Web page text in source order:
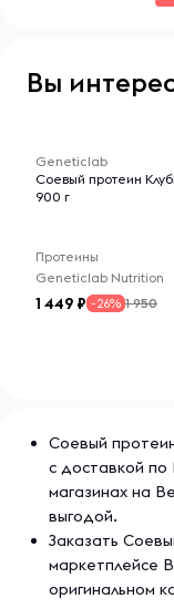
Вы
Geneticlab
Соевый протеин
900 г
Протеины
Geneticlab Nutrition
1 449 -26% 1 950
Соевый
с доставкой по
магазинах на
выгодой.
Заказать
маркетплейсе
оригинальном